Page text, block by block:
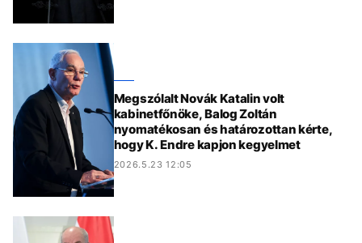
Megszólalt Novák Katalin volt
kabinetfőnöke, Balog Zoltán
nyomatékosan és határozottan kérte,
hogy K. Endre kapjon kegyelmet
2026.5.23 12:05